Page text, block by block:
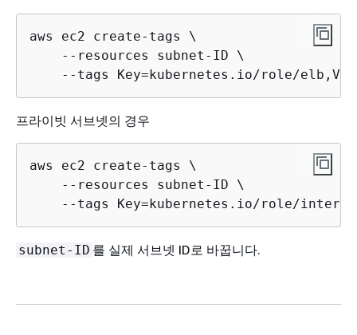
aws ec2 create-tags \
    --resources subnet-ID \
--tags Key=kubernetes.io/role/
프라이빗 서브넷의 경우
aws ec2 create-tags \
    --resources subnet-ID \
--tags Key=kubernetes.io/role/
subnet-ID 를 실제 서브넷 ID로 바꿉니다.